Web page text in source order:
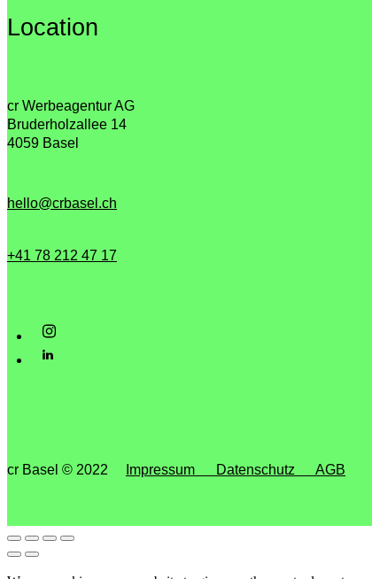
Location
cr Werbeagentur AG
Bruderholzallee 14
4059 Basel
hello@crbasel.ch
+41 78 212 47 17‬
cr Basel © 2022 Impressum Datenschutz AGB